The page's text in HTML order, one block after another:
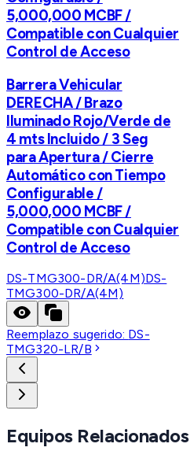
5,000,000 MCBF /
Compatible con Cualquier
Control de Acceso
Barrera Vehicular
DERECHA / Brazo
Iluminado Rojo/Verde de
4 mts Incluido / 3 Seg
para Apertura / Cierre
Automático con Tiempo
Configurable /
5,000,000 MCBF /
Compatible con Cualquier
Control de Acceso
DS-TMG300-DR/A(4M)DS-
TMG300-DR/A(4M)
Reemplazo sugerido: DS-
TMG320-LR/B
Equipos Relacionados